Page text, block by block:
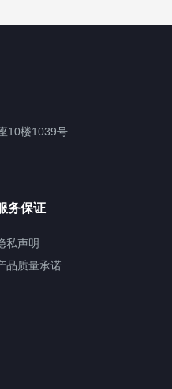
10楼1039号
务保证
私声明
品质量承诺